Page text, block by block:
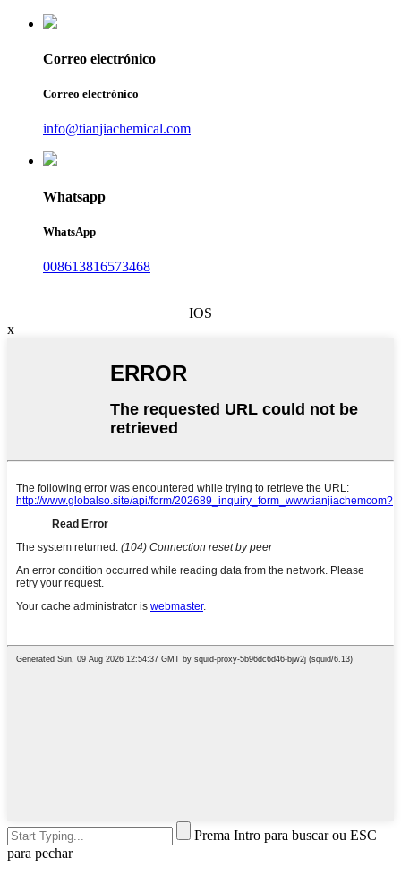
Correo electrónico
Correo electrónico
info@tianjiachemical.com
Whatsapp
WhatsApp
008613816573468
IOS
x
Prema Intro para buscar ou ESC
para pechar